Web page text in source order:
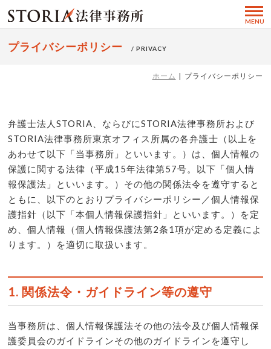
MENU
プライバシーポリシー / PRIVACY
ホーム プライバシーポリシー
弁護士法人STORIA、ならびにSTORIA法律事務所および
STORIA法律事務所東京オフィス所属の各弁護士（以上を
あわせて以下「当事務所」といいます。）は、個人情報の
保護に関する法律（平成15年法律第57号。以下「個人情
報保護法」といいます。）その他の関係法令を遵守すると
ともに、以下のとおりプライバシーポリシー／個人情報保
護指針（以下「本個人情報保護指針」といいます。）を定
め、個人情報（個人情報保護法第2条1項が定める定義によ
ります。）を適切に取扱います。
1. 関係法令・ガイドライン等の遵守
当事務所は、個人情報保護法その他の法令及び個人情報保
護委員会のガイドラインその他のガイドラインを遵守し